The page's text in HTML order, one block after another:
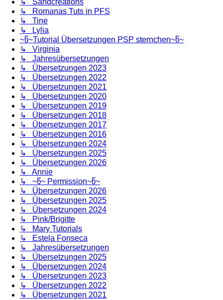
↳ Sandcreations
↳ Romanas Tuts in PFS
↳ Tine
↳ Lylia
~წ~Tutorial Übersetzungen PSP sternchen~წ~
↳ Virginia
↳ Jahresübersetzungen
↳ Übersetzungen 2023
↳ Übersetzungen 2022
↳ Übersetzungen 2021
↳ Übersetzungen 2020
↳ Übersetzungen 2019
↳ Übersetzungen 2018
↳ Übersetzungen 2017
↳ Übersetzungen 2016
↳ Übersetzungen 2024
↳ Übersetzungen 2025
↳ Übersetzungen 2026
↳ Annie
↳ ~წ~ Permission~წ~
↳ Übersetzungen 2026
↳ Übersetzungen 2025
↳ Übersetzungen 2024
↳ Pink/Brigitte
↳ Mary Tutorials
↳ Estela Fonseca
↳ Jahresübersetzungen
↳ Übersetzungen 2025
↳ Übersetzungen 2024
↳ Übersetzungen 2023
↳ Übersetzungen 2022
↳ Übersetzungen 2021